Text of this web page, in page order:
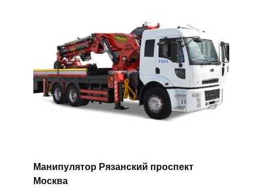
Манипулятор Рязанский проспект
Москва